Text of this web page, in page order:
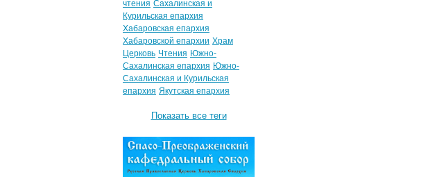
чтения Сахалинская и
Курильская епархия
Хабаровская епархия
Хабаровской епархии Храм
Церковь Чтения Южно-
Сахалинская епархия Южно-
Сахалинская и Курильская
епархия Якутская епархия
Показать все теги